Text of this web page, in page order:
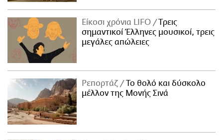
Είκοσι χρόνια LIFO
Tρεις
σημαντικοί Έλληνες μουσικοί, τρεις
μεγάλες απώλειες
Ρεπορτάζ
Το θολό και δύσκολο
μέλλον της Μονής Σινά